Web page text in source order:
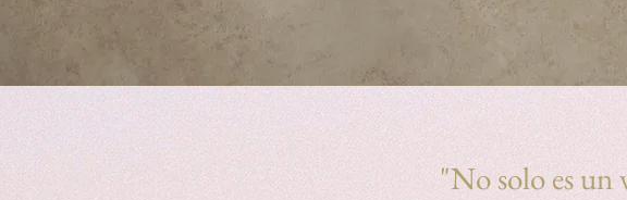
"No solo es un